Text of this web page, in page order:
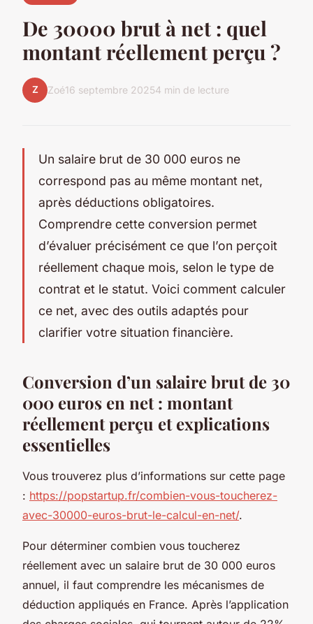
De 30000 brut à net : quel
montant réellement perçu ?
Z Zoé16 septembre 20254 min de lecture
Un salaire brut de 30 000 euros ne
correspond pas au même montant net,
après déductions obligatoires.
Comprendre cette conversion permet
d’évaluer précisément ce que l’on perçoit
réellement chaque mois, selon le type de
contrat et le statut. Voici comment calculer
ce net, avec des outils adaptés pour
clarifier votre situation financière.
Conversion d’un salaire brut de 30
000 euros en net : montant
réellement perçu et explications
essentielles
Vous trouverez plus d’informations sur cette page
: https://popstartup.fr/combien-vous-toucherez-
avec-30000-euros-brut-le-calcul-en-net/.
Pour déterminer combien vous toucherez
réellement avec un salaire brut de 30 000 euros
annuel, il faut comprendre les mécanismes de
déduction appliqués en France. Après l’application